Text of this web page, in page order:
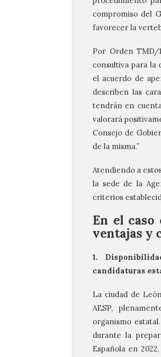
compromiso del
favorecer la
Por Orden TMD/
consultiva para la
el acuerdo de
describen las
tendrán en
valorará
Consejo de
de la misma.”
Atendiendo a
la sede de la
criterios
En el caso
ventajas y
1.
candidaturas
La ciudad de
AESP,
organismo
durante la
Española en